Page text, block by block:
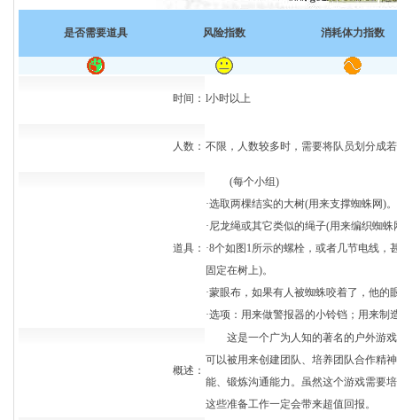
是否需要道具 风险指数 消耗体力指数
时间： l小时以上
人数： 不限，人数较多时，需要将队员划分成
道具：
(每个小组)
·选取两棵结实的大树(用来支撑蜘蛛网)。
·尼龙绳或其它类似的绳子(用来编织蜘蛛
·8个如图1所示的螺栓，或者几节电线
固定在树上)。
·蒙眼布，如果有人被蜘蛛咬着了，他的
·选项：用来做警报器的小铃铛；用来制
概述：
这是一个广为人知的著名的户外游戏
可以被用来创建团队、培养团队合作精
能、锻炼沟通能力。虽然这个游戏需要
这些准备工作一定会带来超值回报。